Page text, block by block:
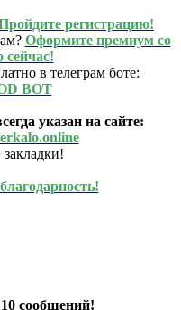
регистрацию!
Оформите премиум со
сейчас!
в телеграм боте:
BOT
указан на сайте:
закладки!
сообщений!